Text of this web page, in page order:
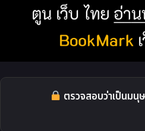
ตรวจสอบว่าเป็นมนุ